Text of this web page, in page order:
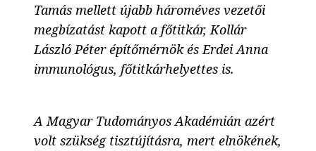
Tamás mellett újabb hároméves vezetői
megbízatást kapott a főtitkár, Kollár
László Péter építőmérnök és Erdei Anna
immunológus, főtitkárhelyettes is.
A Magyar Tudományos Akadémián azért
volt szükség tisztújításra, mert elnökének,